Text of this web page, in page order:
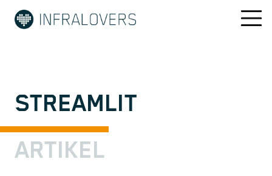
STREAMLIT
ARTIKEL